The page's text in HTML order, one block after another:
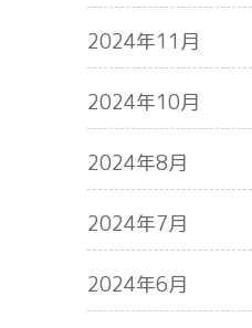
2024年11月
2024年10月
2024年8月
2024年7月
2024年6月